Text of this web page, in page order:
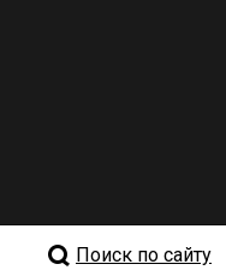
Поиск по сайту